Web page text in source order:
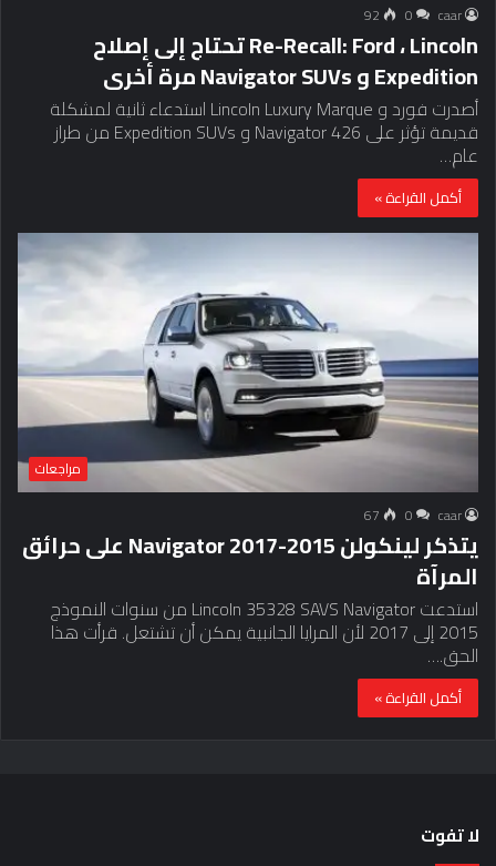
caar
0
92
Re-Recall: Ford ، Lincoln تحتاج إلى إصلاح
Expedition و Navigator SUVs مرة أخرى
أصدرت فورد و Lincoln Luxury Marque استدعاء ثانية لمشكلة
قديمة تؤثر على 426 Navigator و Expedition SUVs من طراز
عام…
أكمل القراءة »
مراجعات
caar
0
67
يتذكر لينكولن 2015-2017 Navigator على حرائق
المرآة
استدعت Lincoln 35328 SAVS Navigator من سنوات النموذج
2015 إلى 2017 لأن المرايا الجانبية يمكن أن تشتعل. قرأت هذا
الحق.…
أكمل القراءة »
لا تفوت